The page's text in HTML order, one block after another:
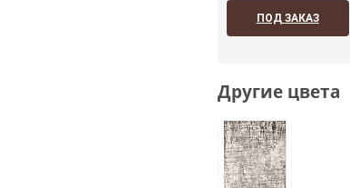
ПОД ЗАКАЗ
Другие цвета